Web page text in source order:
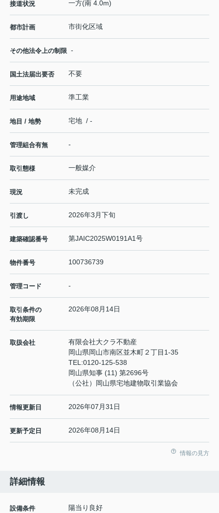
接道状況 一方(南 4.0m)
都市計画 市街化区域
その他法令上の制限 -
国土法届出要否 不要
用途地域 準工業
地目 / 地勢 宅地 / -
管理組合有無 -
取引態様 一般媒介
現況 未完成
引渡し 2026年3月下旬
建築確認番号 第JAIC2025W0191A1号
物件番号 100736739
管理コード -
取引条件の
有効期限
2026年08月14日
取扱会社
有限会社大クラ不動産
岡山県岡山市南区並木町２丁目1-35
TEL:0120-125-538
岡山県知事 (11) 第2696号
（公社）岡山県宅地建物取引業協会
情報更新日 2026年07月31日
更新予定日 2026年08月14日
情報の見方
詳細情報
設備条件
陽当り良好